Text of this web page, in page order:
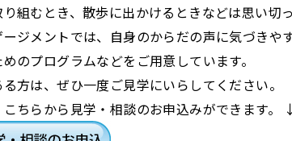
組むとき、散歩に出かけるときなどは思い切
ージメントでは、自身のからだの声に気づき
のプログラムなどをご用意しています。
方は、ぜひ一度ご見学にいらしてください。
らから見学・相談のお申込みができます